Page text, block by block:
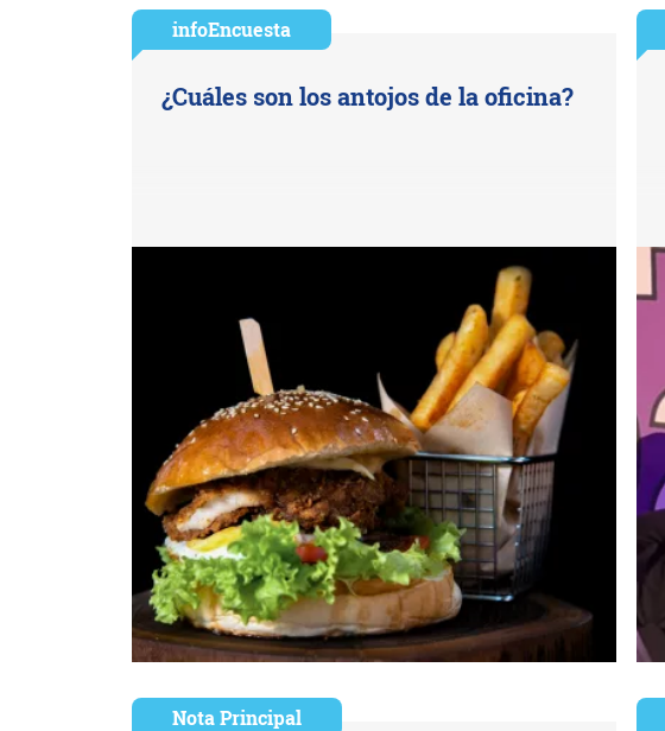
infoEncuesta
¿Cuáles son los antojos de la oficina?
Nota Principal